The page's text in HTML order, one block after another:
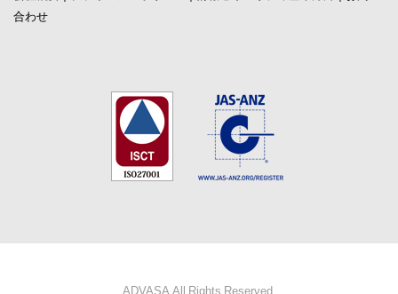
合わせ
ADVASA All Rights Reserved.